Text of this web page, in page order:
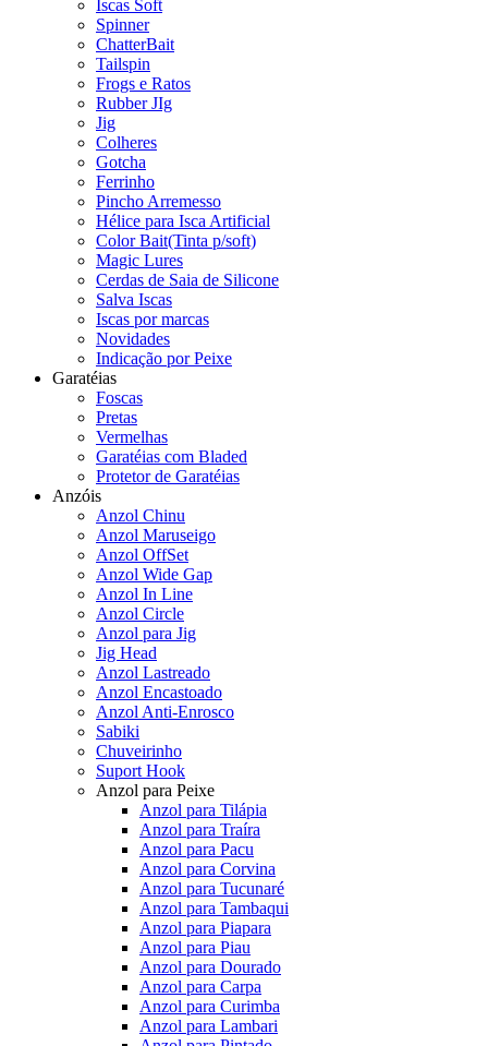
Iscas Soft
Spinner
ChatterBait
Tailspin
Frogs e Ratos
Rubber JIg
Jig
Colheres
Gotcha
Ferrinho
Pincho Arremesso
Hélice para Isca Artificial
Color Bait(Tinta p/soft)
Magic Lures
Cerdas de Saia de Silicone
Salva Iscas
Iscas por marcas
Novidades
Indicação por Peixe
Garatéias
Foscas
Pretas
Vermelhas
Garatéias com Bladed
Protetor de Garatéias
Anzóis
Anzol Chinu
Anzol Maruseigo
Anzol OffSet
Anzol Wide Gap
Anzol In Line
Anzol Circle
Anzol para Jig
Jig Head
Anzol Lastreado
Anzol Encastoado
Anzol Anti-Enrosco
Sabiki
Chuveirinho
Suport Hook
Anzol para Peixe
Anzol para Tilápia
Anzol para Traíra
Anzol para Pacu
Anzol para Corvina
Anzol para Tucunaré
Anzol para Tambaqui
Anzol para Piapara
Anzol para Piau
Anzol para Dourado
Anzol para Carpa
Anzol para Curimba
Anzol para Lambari